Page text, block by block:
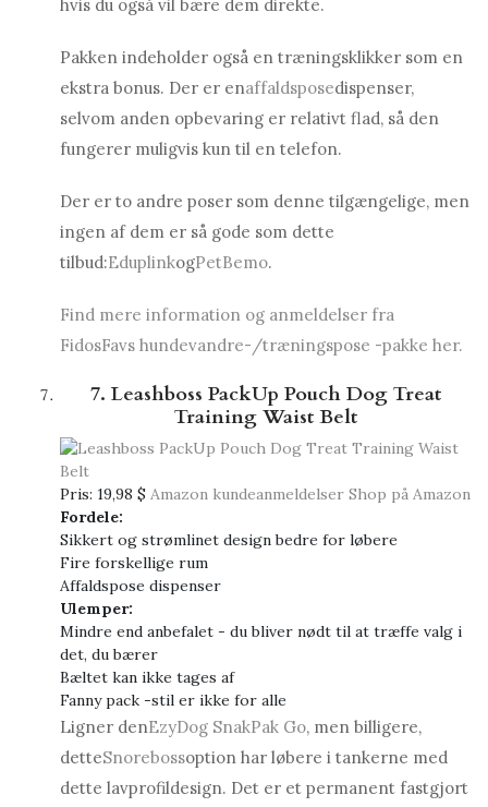
hvis du også vil bære dem direkte.
Pakken indeholder også en træningsklikker som en
ekstra bonus. Der er enaffaldsposedispenser,
selvom anden opbevaring er relativt flad, så den
fungerer muligvis kun til en telefon.
Der er to andre poser som denne tilgængelige, men
ingen af ​​dem er så gode som dette
tilbud:EduplinkogPetBemo.
Find mere information og anmeldelser fra
FidosFavs hundevandre-/træningspose -pakke her.
7. Leashboss PackUp Pouch Dog Treat
Training Waist Belt
Pris: 19,98 $ Amazon kundeanmeldelser Shop på Amazon
Fordele:
Sikkert og strømlinet design bedre for løbere
Fire forskellige rum
Affaldspose dispenser
Ulemper:
Mindre end anbefalet - du bliver nødt til at træffe valg i
det, du bærer
Bæltet kan ikke tages af
Fanny pack -stil er ikke for alle
Ligner denEzyDog SnakPak Go, men billigere,
detteSnorebossoption har løbere i tankerne med
dette lavprofildesign. Det er et permanent fastgjort